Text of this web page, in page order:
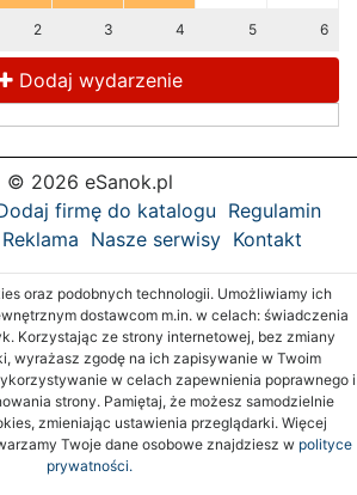
2 3 4 5 6
Dodaj wydarzenie
© 2026 eSanok.pl
firmę do katalogu Regulamin
Reklama Nasze serwisy Kontakt
oraz podobnych technologii. Umożliwiamy ich
dostawcom m.in. w celach: świadczenia
Korzystając ze strony internetowej, bez zmiany
wyrażasz zgodę na ich zapisywanie w Twoim
w celach zapewnienia poprawnego i
strony. Pamiętaj, że możesz samodzielnie
zmieniając ustawienia przeglądarki. Więcej
Twoje dane osobowe znajdziesz w polityce
prywatności.